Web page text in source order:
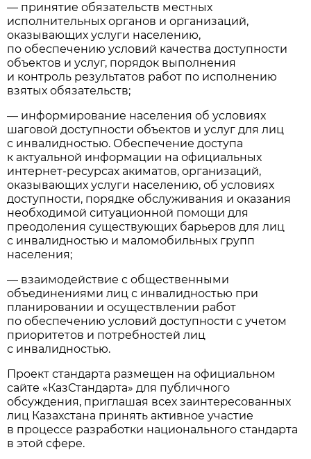
— принятие обязательств местных
исполнительных органов и организаций,
оказывающих услуги населению,
по обеспечению условий качества доступности
объектов и услуг, порядок выполнения
и контроль результатов работ по исполнению
взятых обязательств;
— информирование населения об условиях
шаговой доступности объектов и услуг для лиц
с инвалидностью. Обеспечение доступа
к актуальной информации на официальных
интернет-ресурсах акиматов, организаций,
оказывающих услуги населению, об условиях
доступности, порядке обслуживания и оказания
необходимой ситуационной помощи для
преодоления существующих барьеров для лиц
с инвалидностью и маломобильных групп
населения;
— взаимодействие с общественными
объединениями лиц с инвалидностью при
планировании и осуществлении работ
по обеспечению условий доступности с учетом
приоритетов и потребностей лиц
с инвалидностью.
Проект стандарта размещен на официальном
сайте «КазСтандарта» для публичного
обсуждения, приглашая всех заинтересованных
лиц Казахстана принять активное участие
в процессе разработки национального стандарта
в этой сфере.